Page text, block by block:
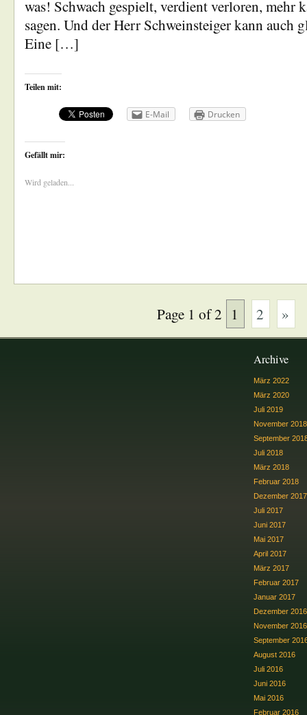
was! Schwach gespielt, verdient verloren, mehr
sagen. Und der Herr Schweinsteiger kann auch
Eine […]
Teilen mit:
E-Mail Drucken
Gefällt mir:
Wird geladen...
Page 1 of 2 1 2 »
Archive
März 2022
März 2020
Juli 2019
November 2018
September
Juli 2018
März 2018
Februar 2018
Dezember 2017
Juli 2017
Juni 2017
Mai 2017
April 2017
März 2017
Februar 2017
Januar 2017
Dezember 2016
November 2016
September
August 2016
Juli 2016
Juni 2016
Mai 2016
Februar 2016